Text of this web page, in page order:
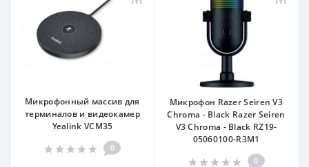
Микрофонный массив для
терминалов и видеокамер
Yealink VCM35
0
Микрофон Razer Seiren V3
Chroma - Black Razer Seiren
V3 Chroma - Black RZ19-
05060100-R3M1
0